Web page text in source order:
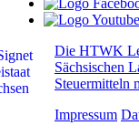
Die HTWK
Sächsischen
Steuermitteln
Impressum